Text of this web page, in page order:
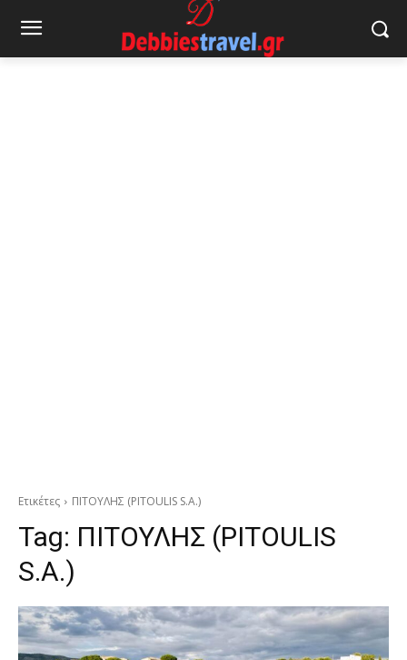
Ετικέτες ΠΙΤΟΥΛΗΣ (PITOULIS S.A.)
Tag: ΠΙΤΟΥΛΗΣ (PITOULIS
S.A.)